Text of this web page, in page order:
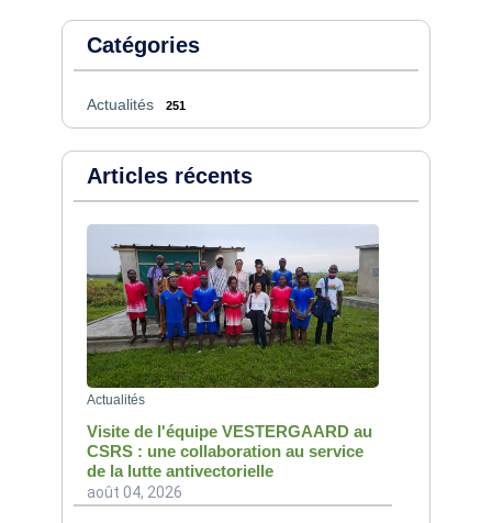
Catégories
Actualités 251
Articles récents
Actualités
Visite de l'équipe VESTERGAARD au
CSRS : une collaboration au service
de la lutte antivectorielle
août 04, 2026